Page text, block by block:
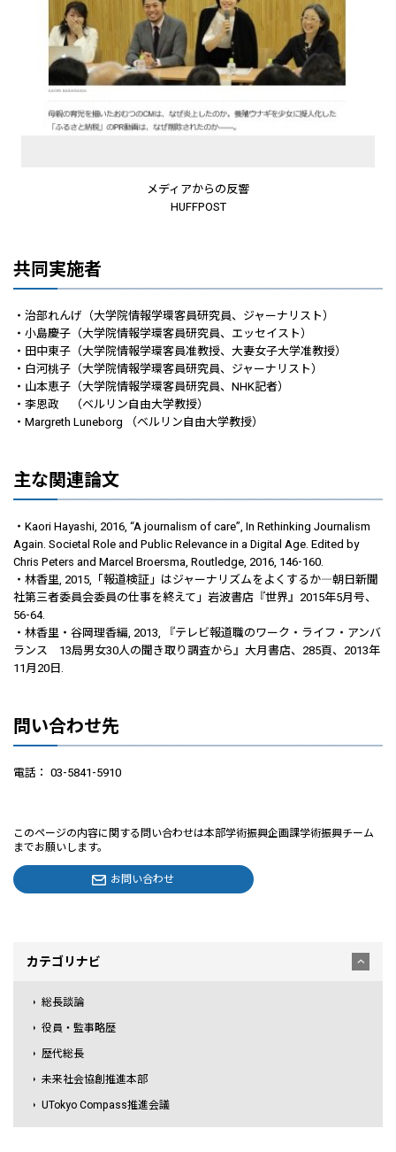
メディアからの反響
HUFFPOST
共同実施者
・治部れんげ（大学院情報学環客員研究員、ジャーナリスト）
・小島慶子（大学院情報学環客員研究員、エッセイスト）
・田中東子（大学院情報学環客員准教授、大妻女子大学准教授）
・白河桃子（大学院情報学環客員研究員、ジャーナリスト）
・山本恵子（大学院情報学環客員研究員、NHK記者）
・李恩政 （ベルリン自由大学教授）
・Margreth Luneborg （ベルリン自由大学教授）
主な関連論文
・Kaori Hayashi, 2016, “A journalism of care”, In Rethinking Journalism
Again. Societal Role and Public Relevance in a Digital Age. Edited by
Chris Peters and Marcel Broersma, Routledge, 2016, 146-160.
・林香里, 2015,「報道検証」はジャーナリズムをよくするか―朝日新聞
社第三者委員会委員の仕事を終えて」岩波書店『世界』2015年5月号、
56-64.
・林香里・谷岡理香編, 2013, 『テレビ報道職のワーク・ライフ・アンバ
ランス 13局男女30人の聞き取り調査から』大月書店、285頁、2013年
11月20日.
問い合わせ先
電話： 03-5841-5910
このページの内容に関する問い合わせは本部学術振興企画課学術振興チーム
までお願いします。
お問い合わせ
カテゴリナビ
総長談論
役員・監事略歴
歴代総長
未来社会協創推進本部
UTokyo Compass推進会議